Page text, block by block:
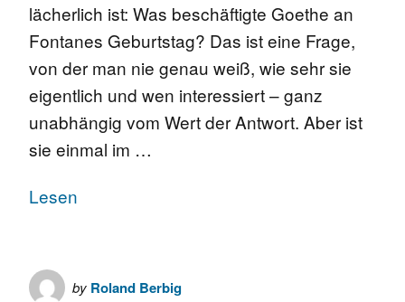
lächerlich ist: Was beschäftigte Goethe an
Fontanes Geburtstag? Das ist eine Frage,
von der man nie genau weiß, wie sehr sie
eigentlich und wen interessiert – ganz
unabhängig vom Wert der Antwort. Aber ist
sie einmal im …
Lesen
by Roland Berbig